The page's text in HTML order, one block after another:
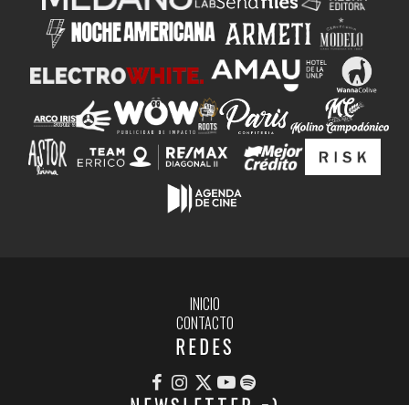
INICIO
CONTACTO
REDES